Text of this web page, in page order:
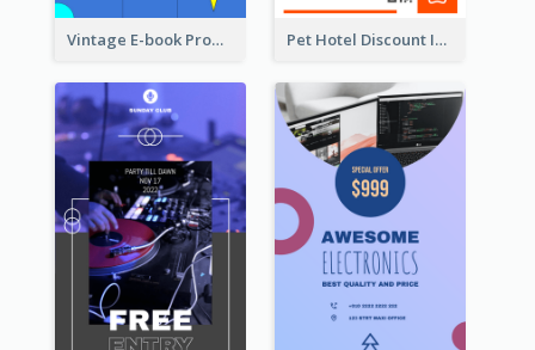
Vintage E-book Promote Instagram Story Design Pet Hotel Discount Instagram Story